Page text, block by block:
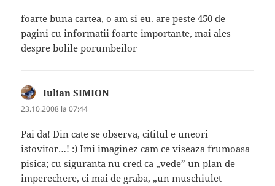
foarte buna cartea, o am si eu. are peste 450 de
pagini cu informatii foarte importante, mai ales
despre bolile porumbeilor
Iulian SIMION
23.10.2008 la 07:44
Pai da! Din cate se observa, cititul e uneori
istovitor…! :) Imi imaginez cam ce viseaza frumoasa
pisica; cu siguranta nu cred ca „vede” un plan de
imperechere, ci mai de graba, „un muschiulet